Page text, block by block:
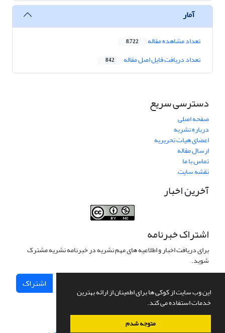
این وب سایت از کوکی ها برای اطمینان از ارائه بهترین
خدمات استفاده می کند.
متوجه شدم
آمار
تعداد مشاهده مقاله 8,722
تعداد دریافت فایل اصل مقاله 842
دسترسی سریع
صفحه اصلی
درباره نشریه
اعضای هیات تحریریه
ارسال مقاله
تماس با ما
نقشه سایت
آخرین اخبار
اشتراک خبرنامه
برای دریافت اخبار و اطلاعیه های مهم نشریه در خبرنامه نشریه مشترک
شوید.
اشتراک